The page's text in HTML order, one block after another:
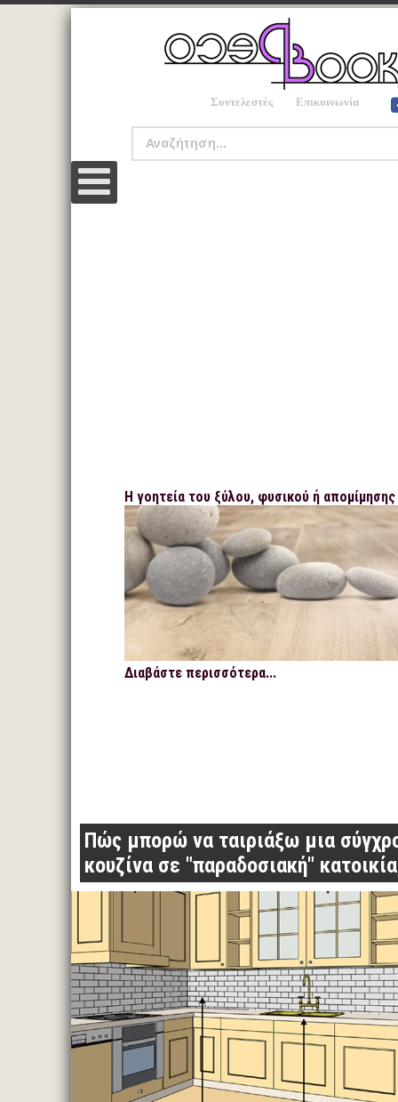
Συντελεστές Επικοινωνία
Η γοητεία του ξύλου, φυσικού ή απομίμησης
Διαβάστε περισσότερα...
Πώς μπορώ να ταιριάξω μια
κουζίνα σε "παραδοσιακή"